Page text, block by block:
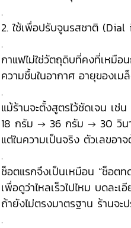
.
2. ใช้เพื่อปรับจูนรสชาติ (Dial
.
กาแฟไม่ใช่วัตถุดิบที่คงที่เหมือ
ความชื้นในอากาศ อายุของเ
.
แม้ร้านจะตั้งสูตรไว้ชัดเจน เช่น
18 กรัม → 36 กรัม → 30 วิน
แต่ในความเป็นจริง ตัวเลขอา
.
ช็อตแรกจึงเป็นเหมือน “ช็อตท
เพื่อดูว่าไหลเร็วไปไหม บดละ
ถ้ายังไม่ตรงมาตรฐาน ร้านจ
.